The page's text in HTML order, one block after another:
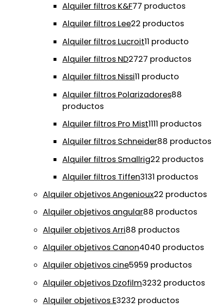
Alquiler filtros K&F77 productos
Alquiler filtros Lee22 productos
Alquiler filtros Lucroit11 producto
Alquiler filtros ND2727 productos
Alquiler filtros Nissi11 producto
Alquiler filtros Polarizadores88
productos
Alquiler filtros Pro Mist1111 productos
Alquiler filtros Schneider88 productos
Alquiler filtros Smallrig22 productos
Alquiler filtros Tiffen3131 productos
Alquiler objetivos Angenioux22 productos
Alquiler objetivos angular88 productos
Alquiler objetivos Arri88 productos
Alquiler objetivos Canon4040 productos
Alquiler objetivos cine5959 productos
Alquiler objetivos Dzofilm3232 productos
Alquiler objetivos E3232 productos